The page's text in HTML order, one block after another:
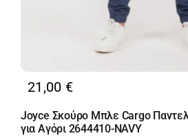
21,00 €
Joyce Σκούρο Μπλε Cargo
για Αγόρι 2644410-NAVY